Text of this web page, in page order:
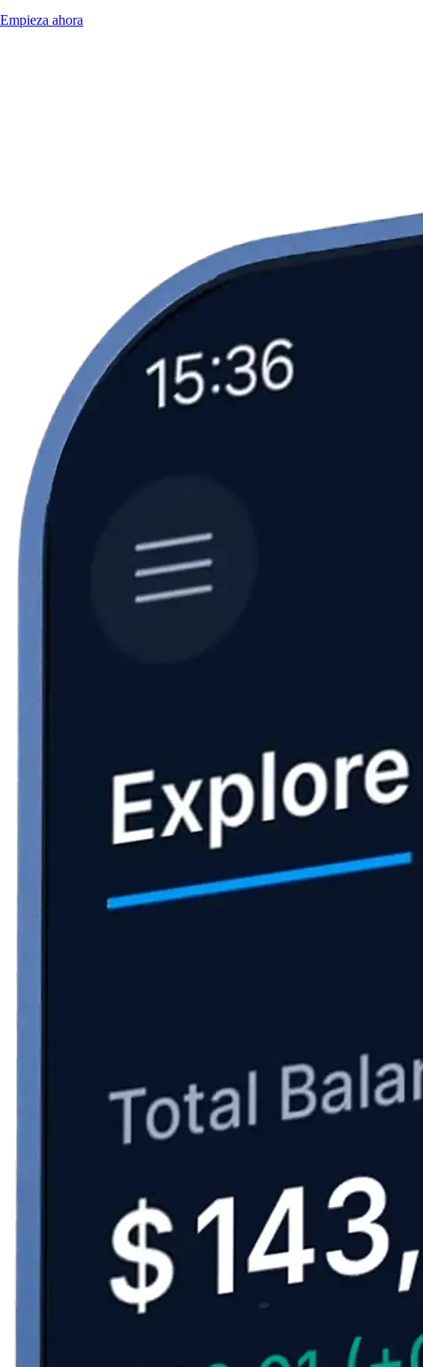
Empieza ahora